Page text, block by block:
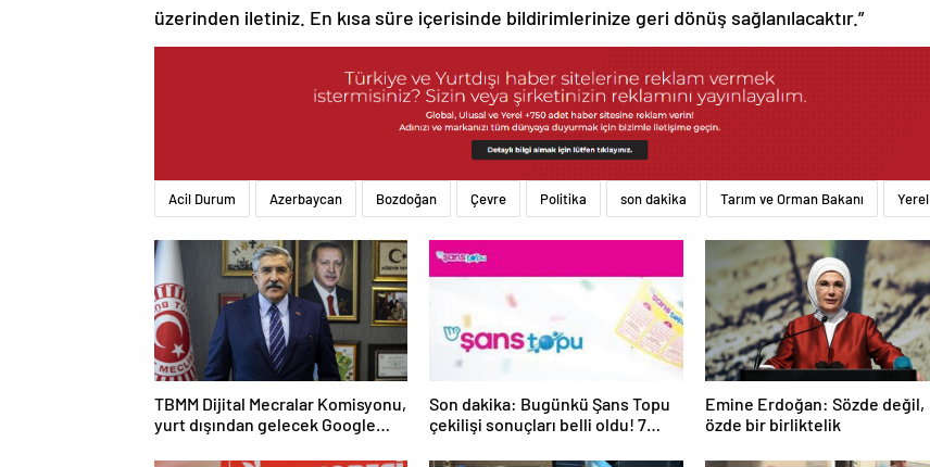
üzerinden iletiniz. En kısa süre içerisinde bildirimlerinize geri dönüş sağlanılacaktır.”
Acil Durum Azerbaycan Bozdoğan Çevre Politika son dakika Tarım ve Orman Bakanı Yerel
TBMM Dijital Mecralar Komisyonu,
yurt dışından gelecek Google
Son dakika: Bugünkü Şans Topu
çekilişi sonuçları belli oldu! 7
Emine Erdoğan: Sözde değil,
özde bir birliktelik